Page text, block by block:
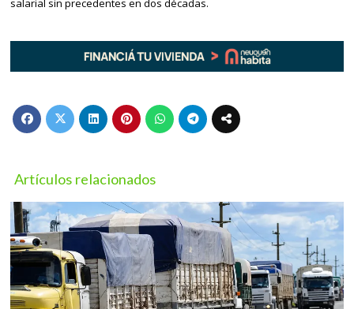
salarial sin precedentes en dos décadas.
Artículos relacionados